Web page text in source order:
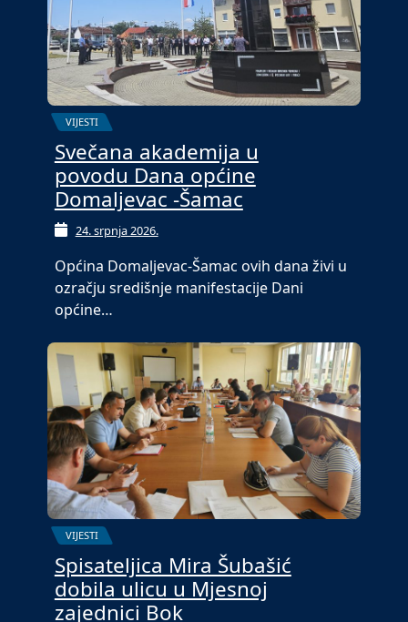
VIJESTI
Svečana akademija u
povodu Dana općine
Domaljevac -Šamac
24. srpnja 2026.
Općina Domaljevac-Šamac ovih dana živi u
ozračju središnje manifestacije Dani
općine…
VIJESTI
Spisateljica Mira Šubašić
dobila ulicu u Mjesnoj
zajednici Bok